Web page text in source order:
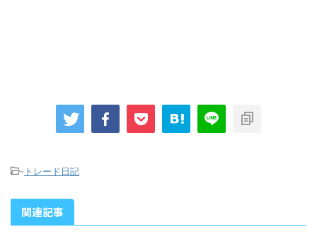
- トレード日記
関連記事